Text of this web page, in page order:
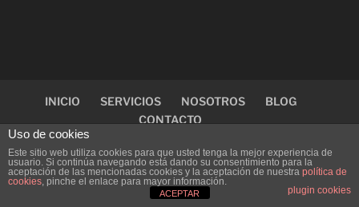
INICIO SERVICIOS NOSOTROS
BLOG
CONTACTO
Diseñado porPuerto Web
Uso de cookies
Este sitio web utiliza cookies para que usted tenga la mejor experiencia de
usuario. Si continúa navegando está dando su consentimiento para la
aceptación de las mencionadas cookies y la aceptación de nuestra política de
cookies, pinche el enlace para mayor información.
plugin cookies
ACEPTAR